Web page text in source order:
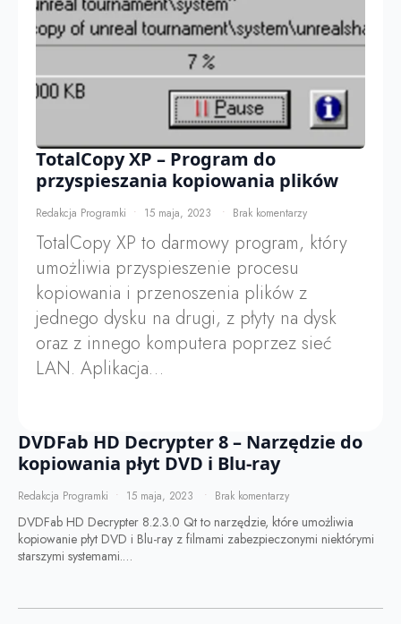
TotalCopy XP – Program do
przyspieszania kopiowania plików
Redakcja Programki 15 maja, 2023 Brak komentarzy
TotalCopy XP to darmowy program, który
umożliwia przyspieszenie procesu
kopiowania i przenoszenia plików z
jednego dysku na drugi, z płyty na dysk
oraz z innego komputera poprzez sieć
LAN. Aplikacja…
DVDFab HD Decrypter 8 – Narzędzie do
kopiowania płyt DVD i Blu-ray
Redakcja Programki 15 maja, 2023 Brak komentarzy
DVDFab HD Decrypter 8.2.3.0 Qt to narzędzie, które umożliwia
kopiowanie płyt DVD i Blu-ray z filmami zabezpieczonymi niektórymi
starszymi systemami.…